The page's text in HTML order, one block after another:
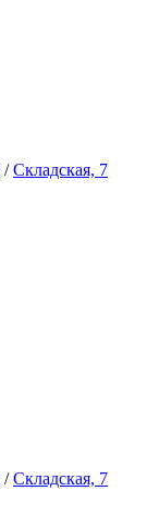
/Складская, 7
/Складская, 7